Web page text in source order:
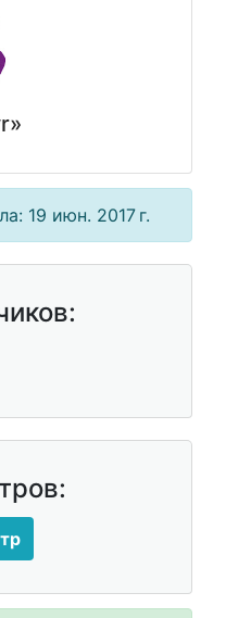
19 июн. 2017 г.